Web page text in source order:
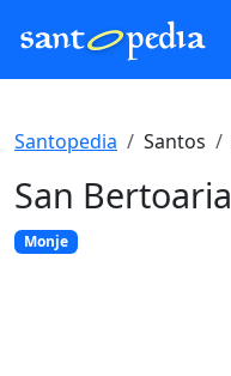
Santopedia Santos
San Bertoaria
Monje